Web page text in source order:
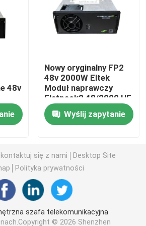
telekomunikacyjnych
systemy zasilania prądem stałym
telekomunikacyjny
stałego
system zasilania
48v
Nowy oryginalny FP2
48v 2000W Eltek
Moduł naprawczy
Flatpack2 48/2000 HE
Część nr 241115.105
Na magazynie
Wyślij zapytanie
się z nami
Desktop Site
Polityka prywatności
szafa telekomunikacyjna
© 2026 Shenzhen